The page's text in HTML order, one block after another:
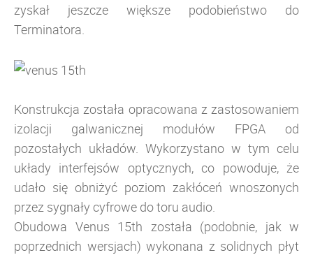
zyskał jeszcze większe podobieństwo do
Terminatora.
Konstrukcja została opracowana z zastosowaniem
izolacji galwanicznej modułów FPGA od
pozostałych układów. Wykorzystano w tym celu
układy interfejsów optycznych, co powoduje, że
udało się obniżyć poziom zakłóceń wnoszonych
przez sygnały cyfrowe do toru audio.
Obudowa Venus 15th została (podobnie, jak w
poprzednich wersjach) wykonana z solidnych płyt